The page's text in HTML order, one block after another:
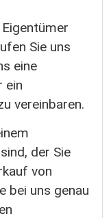
Sie uns
eine
ein
vereinbaren.
der Sie
von
bei uns genau